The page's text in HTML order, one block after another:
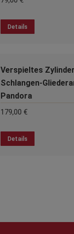
Details
Verspieltes
Schlangen-
Pandora
179,00 €
Details
Produkt